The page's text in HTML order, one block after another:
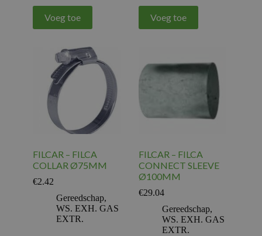
Voeg toe Voeg toe
FILCAR – FILCA
COLLAR Ø75MM
€2.42
Gereedschap,
WS. EXH. GAS
EXTR.
FILCAR – FILCA
CONNECT SLEEVE
Ø100MM
€29.04
Gereedschap,
WS. EXH. GAS
EXTR.